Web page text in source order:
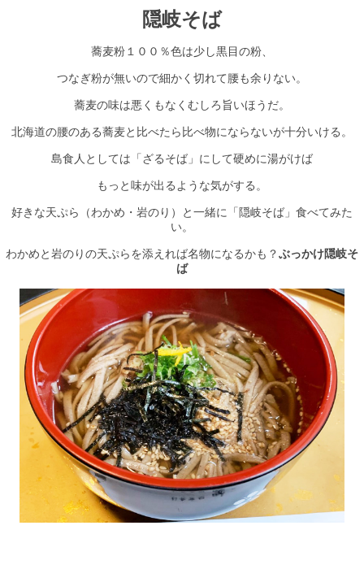
隠岐そば
蕎麦粉１００％色は少し黒目の粉、
つなぎ粉が無いので細かく切れて腰も余りない。
蕎麦の味は悪くもなくむしろ旨いほうだ。
北海道の腰のある蕎麦と比べたら比べ物にならないが十分いける。
島食人としては「ざるそば」にして硬めに湯がけば
もっと味が出るような気がする。
好きな天ぷら（わかめ・岩のり）と一緒に「隠岐そば」食べてみた
い。
わかめと岩のりの天ぷらを添えれば名物になるかも？ ぶっかけ隠岐そ
ば